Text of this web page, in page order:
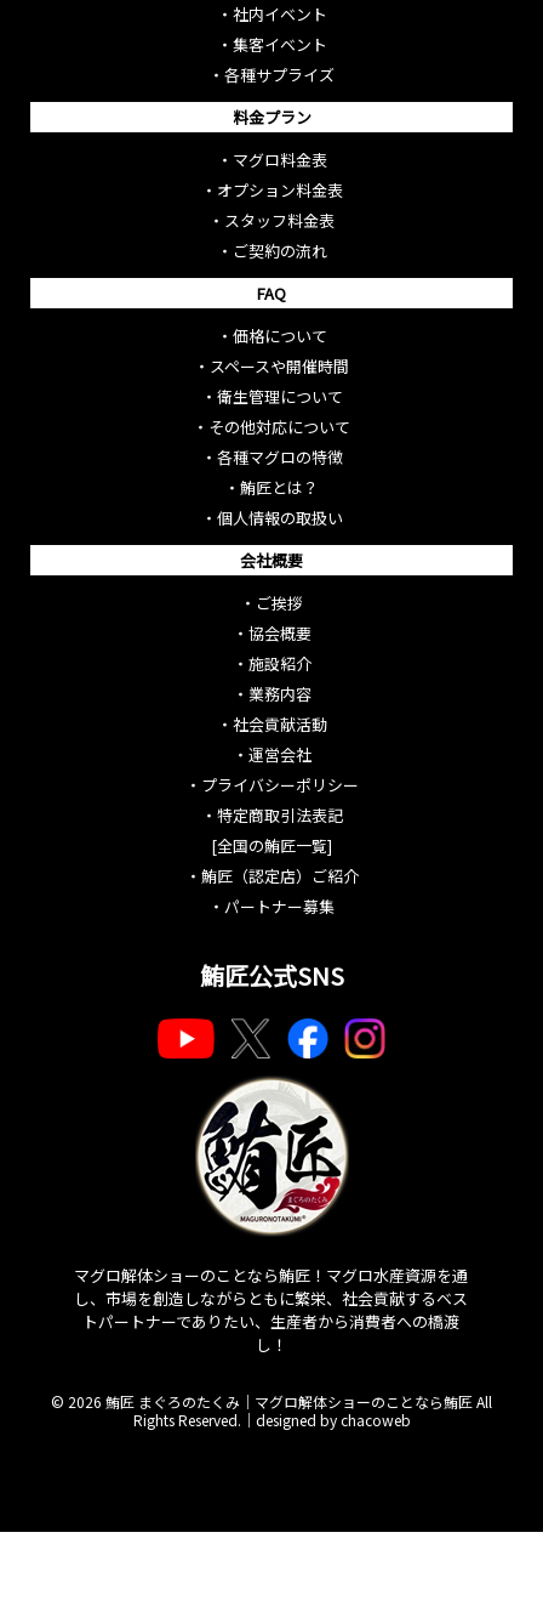
・ 社内イベント
・ 集客イベント
・ 各種サプライズ
料金プラン
・ マグロ料金表
・ オプション料金表
・ スタッフ料金表
・ ご契約の流れ
FAQ
・ 価格について
・ スペースや開催時間
・ 衛生管理について
・ その他対応について
・ 各種マグロの特徴
・ 鮪匠とは？
・ 個人情報の取扱い
会社概要
・ ご挨拶
・ 協会概要
・ 施設紹介
・ 業務内容
・ 社会貢献活動
・ 運営会社
・ プライバシーポリシー
・ 特定商取引法表記
[全国の鮪匠一覧]
・ 鮪匠（認定店）ご紹介
・ パートナー募集
鮪匠公式SNS
マグロ解体ショーのことなら鮪匠！マグロ水産資源を通
し、市場を創造しながらともに繁栄、社会貢献するベス
トパートナーでありたい、生産者から消費者への橋渡
し！
© 2026 鮪匠 まぐろのたくみ｜マグロ解体ショーのことなら鮪匠 All
Rights Reserved.｜ designed by chacoweb